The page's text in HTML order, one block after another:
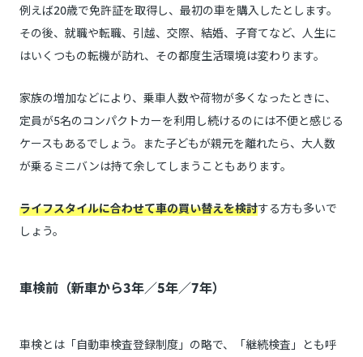
例えば20歳で免許証を取得し、最初の車を購入したとします。
その後、就職や転職、引越、交際、結婚、子育てなど、人生に
はいくつもの転機が訪れ、その都度生活環境は変わります。
家族の増加などにより、乗車人数や荷物が多くなったときに、
定員が5名のコンパクトカーを利用し続けるのには不便と感じる
ケースもあるでしょう。また子どもが親元を離れたら、大人数
が乗るミニバンは持て余してしまうこともあります。
ライフスタイルに合わせて車の買い替えを検討する方も多いで
しょう。
車検前（新車から3年／5年／7年）
車検とは「自動車検査登録制度」の略で、「継続検査」とも呼